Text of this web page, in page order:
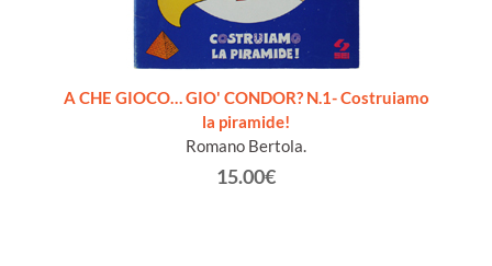
A CHE GIOCO… GIO' CONDOR? N.1- Costruiamo
la piramide!
Romano Bertola.
15.00€